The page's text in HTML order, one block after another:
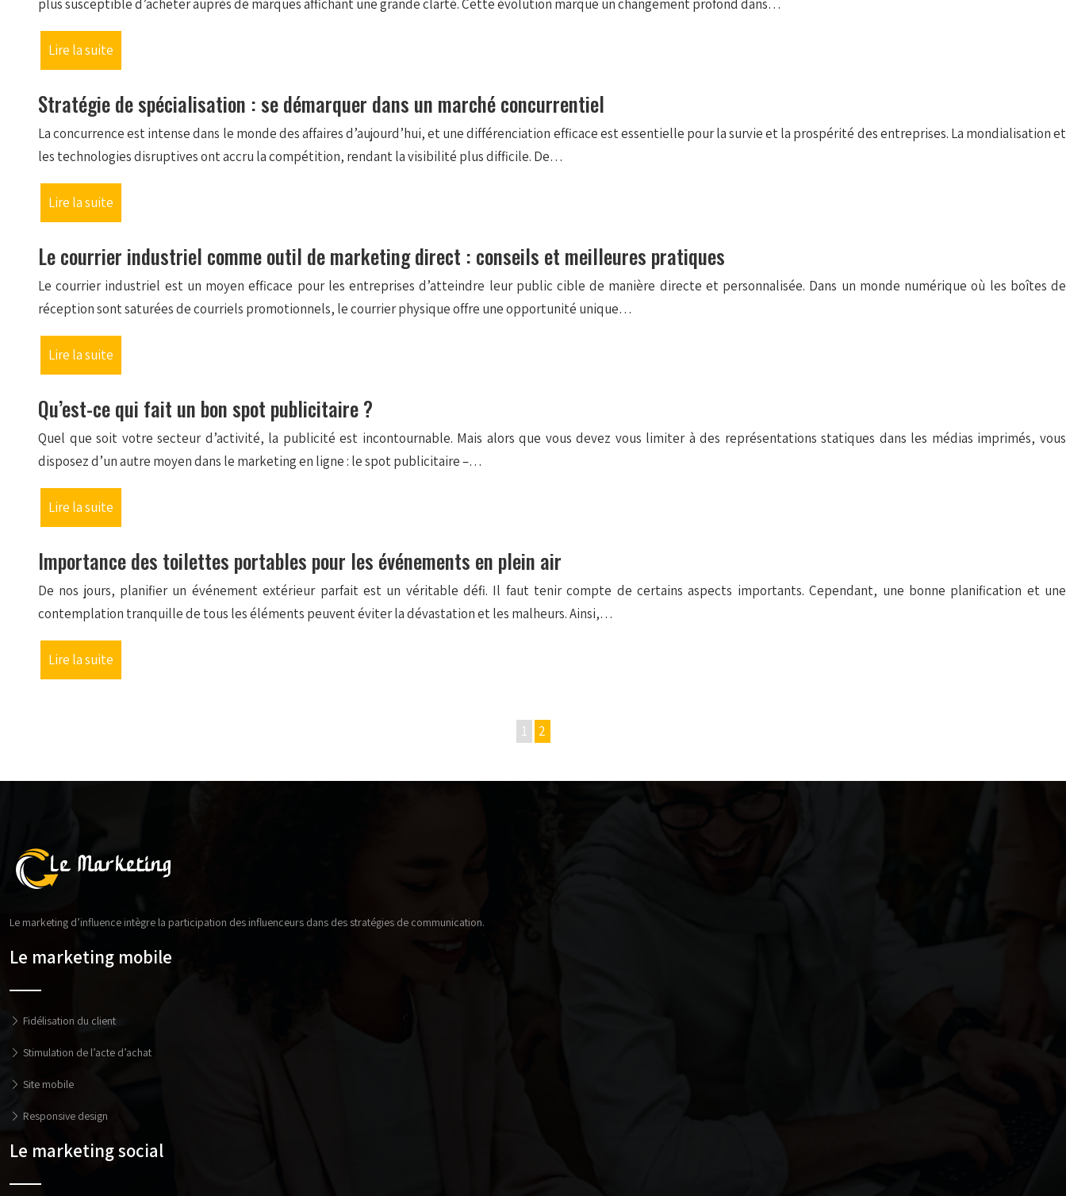
plus susceptible d’acheter auprès de marques affichant une grande clarté. Cette évolution marque un changement profond dans…
Lire la suite
Stratégie de spécialisation : se démarquer dans un marché concurrentiel
La concurrence est intense dans le monde des affaires d’aujourd’hui, et une différenciation efficace est essentielle pour la survie et la prospérité des entreprises. La mondialisation et
les technologies disruptives ont accru la compétition, rendant la visibilité plus difficile. De…
Lire la suite
Le courrier industriel comme outil de marketing direct : conseils et meilleures pratiques
Le courrier industriel est un moyen efficace pour les entreprises d’atteindre leur public cible de manière directe et personnalisée. Dans un monde numérique où les boîtes de
réception sont saturées de courriels promotionnels, le courrier physique offre une opportunité unique…
Lire la suite
Qu’est-ce qui fait un bon spot publicitaire ?
Quel que soit votre secteur d’activité, la publicité est incontournable. Mais alors que vous devez vous limiter à des représentations statiques dans les médias imprimés, vous
disposez d’un autre moyen dans le marketing en ligne : le spot publicitaire –…
Lire la suite
Importance des toilettes portables pour les événements en plein air
De nos jours, planifier un événement extérieur parfait est un véritable défi. Il faut tenir compte de certains aspects importants. Cependant, une bonne planification et une
contemplation tranquille de tous les éléments peuvent éviter la dévastation et les malheurs. Ainsi,…
Lire la suite
1 2
Le marketing d’influence intègre la participation des influenceurs dans des stratégies de communication.
Le marketing mobile
Fidélisation du client
Stimulation de l’acte d’achat
Site mobile
Responsive design
Le marketing social